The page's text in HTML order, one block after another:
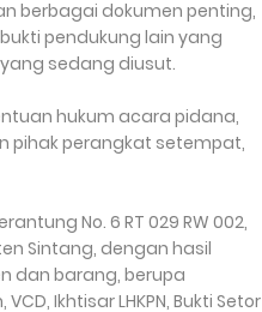
berbagai dokumen penting,
pendukung lain yang
sedang diusut.
hukum acara pidana,
pihak perangkat setempat,
No. 6 RT 029 RW 002,
Sintang, dengan hasil
dan barang, berupa
Ikhtisar LHKPN, Bukti Setor